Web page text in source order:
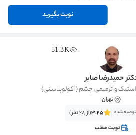
نوبت بگیرید
51.3K
حمیدرضا صابر
و ترمیمی چشم (اکولوپلاستی)
تهران
توصیه شده 3.25(از 28 نفر)
نوبت مطب